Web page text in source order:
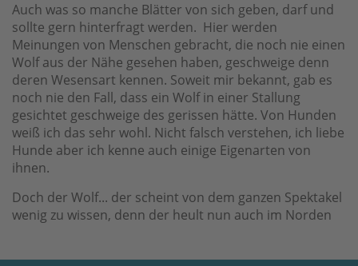
Auch was so manche Blätter von sich geben, darf und
sollte gern hinterfragt werden. Hier werden
Meinungen von Menschen gebracht, die noch nie einen
Wolf aus der Nähe gesehen haben, geschweige denn
deren Wesensart kennen. Soweit mir bekannt, gab es
noch nie den Fall, dass ein Wolf in einer Stallung
gesichtet geschweige des gerissen hätte. Von Hunden
weiß ich das sehr wohl. Nicht falsch verstehen, ich liebe
Hunde aber ich kenne auch einige Eigenarten von
ihnen.
Doch der Wolf... der scheint von dem ganzen Spektakel
wenig zu wissen, denn der heult nun auch im Norden